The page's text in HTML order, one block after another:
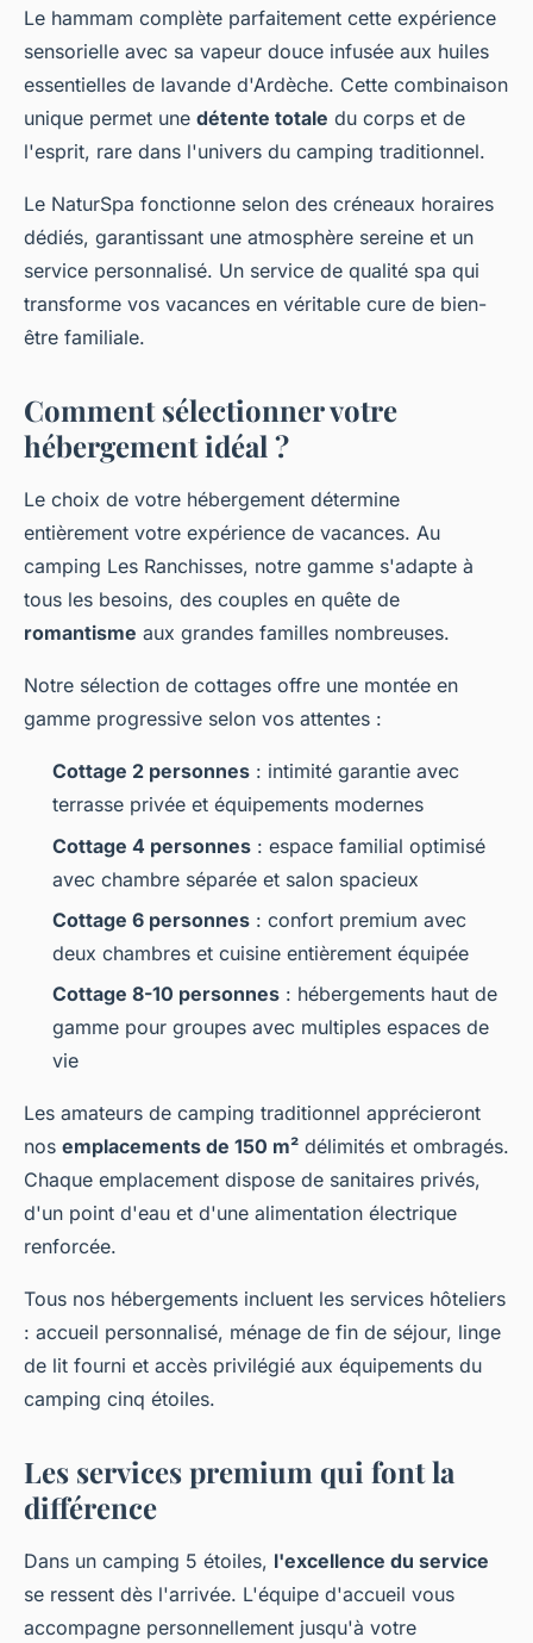
Le hammam complète parfaitement cette expérience
sensorielle avec sa vapeur douce infusée aux huiles
essentielles de lavande d'Ardèche. Cette combinaison
unique permet une détente totale du corps et de
l'esprit, rare dans l'univers du camping traditionnel.
Le NaturSpa fonctionne selon des créneaux horaires
dédiés, garantissant une atmosphère sereine et un
service personnalisé. Un service de qualité spa qui
transforme vos vacances en véritable cure de bien-
être familiale.
Comment sélectionner votre
hébergement idéal ?
Le choix de votre hébergement détermine
entièrement votre expérience de vacances. Au
camping Les Ranchisses, notre gamme s'adapte à
tous les besoins, des couples en quête de
romantisme aux grandes familles nombreuses.
Notre sélection de cottages offre une montée en
gamme progressive selon vos attentes :
Cottage 2 personnes : intimité garantie avec
terrasse privée et équipements modernes
Cottage 4 personnes : espace familial optimisé
avec chambre séparée et salon spacieux
Cottage 6 personnes : confort premium avec
deux chambres et cuisine entièrement équipée
Cottage 8-10 personnes : hébergements haut de
gamme pour groupes avec multiples espaces de
vie
Les amateurs de camping traditionnel apprécieront
nos emplacements de 150 m² délimités et ombragés.
Chaque emplacement dispose de sanitaires privés,
d'un point d'eau et d'une alimentation électrique
renforcée.
Tous nos hébergements incluent les services hôteliers
: accueil personnalisé, ménage de fin de séjour, linge
de lit fourni et accès privilégié aux équipements du
camping cinq étoiles.
Les services premium qui font la
différence
Dans un camping 5 étoiles, l'excellence du service
se ressent dès l'arrivée. L'équipe d'accueil vous
accompagne personnellement jusqu'à votre